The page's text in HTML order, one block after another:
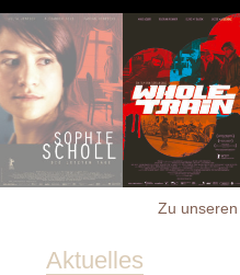
Zu
Aktuelles